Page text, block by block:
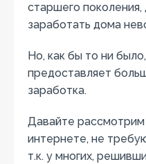
старшего поколения,
заработать дома
Но, как бы то ни
предоставляет
заработка.
Давайте
интернете, не
т.к. у многих,